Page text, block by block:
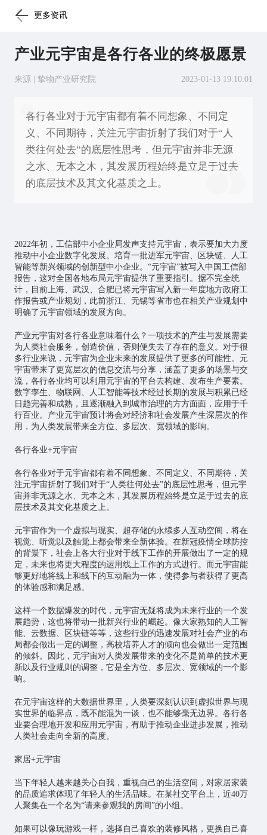
更多资讯
产业元宇宙是各行各业的终极愿景
来源 | 挚物产业研究院 2023-01-13 19:10:01
各行各业对于元宇宙都有着不同想象、不同定
义、不同期待，关注元宇宙折射了我们对于“人
类往何处去”的底层性思考，但元宇宙并非无源
之水、无本之木，其发展历程始终是立足于过去
的底层技术及其文化基质之上。
2022年初，工信部中小企业局发声支持元宇宙，表示要加大力度
推动中小企业数字化发展。培育一批进军元宇宙、区块链、
人工
智能等新兴领域的创新型中小企业。“元宇宙”被写入中国工信部
报告，这对全国各地布局元宇宙提供了重要指引。据不完全统
计，目前上海、武汉、合肥已将元宇宙写入新一年度地方政府工
作报告或产业规划，此前浙江、无锡等省市也在相关产业规划中
明确了元宇宙领域的发展方向。
产业元宇宙对各行各业意味着什么？一项技术的产生与发展需要
为人类社会服务，创造价值，否则便失去了存在的意义。对于很
多行业来说，元宇宙为企业未来的发展提供了更多的可能性。元
宇宙带来了更宽层次的信息交流与分享，涵盖了更多的场景与交
流，各行各业均可以利用元宇宙的平台去构建、发布生产要素。
数字孪生、 物联网 、人工智能等技术经过长期的发展与积累已经
日趋完善和成熟，且逐渐融入到城市治理的方方面面，应用于千
行百业。产业元宇宙预计将会对经济和社会发展产生深层次的作
用，为人类发展带来全方位、多层次、宽领域的影响。
各行各业+元宇宙
各行各业对于元宇宙都有着不同想象、不同定义、不同期待，关
注元宇宙折射了我们对于“人类往何处去”的底层性思考，但元宇
宙并非无源之水、无本之木，其发展历程始终是立足于过去的底
层技术及其文化基质之上。
元宇宙作为一个虚拟与现实、超存储的永续多人互动空间，将在
视觉、听觉以及触觉上都会带来全新体验。在新冠疫情全球防控
的背景下，社会上各大行业对于线下工作的开展做出了一定的规
定，未来也将更大程度的运用线上工作的方式进行。而元宇宙能
够更好地将线上和线下的互动融为一体，使得参与者获得了更高
的体验感和满足感。
这样一个数据爆发的时代，元宇宙无疑将成为未来行业的一个发
展趋势，这也将带动一批新兴行业的崛起。像大家熟知的人工智
能、云数据、区块链等等，这些行业的迅速发展对社会产业的布
局都会做出一定的调整，高校培养人才的倾向也会做出一定范围
的倾斜。因此，元宇宙对人类发展带来的变化不是简单的技术更
新以及行业规则的调整，它是全方位、多层次、宽领域的一个影
响。
在元宇宙这样的大数据世界里，人类要深刻认识到虚拟世界与现
实世界的临界点，既不能混为一谈，也不能够毫无边界。各行各
业要合理地开发和应用元宇宙，有助于推动企业进步发展，推动
人类社会走向全新的高度。
家居+元宇宙
当下年轻人越来越关心自我，重视自己的生活空间，对家居家装
的品质追求体现了年轻人的生活品味。在某社交平台上，近40万
人聚集在一个名为“请来参观我的房间”的小组。
如果可以像玩游戏一样，选择自己喜欢的装修风格，更换自己喜